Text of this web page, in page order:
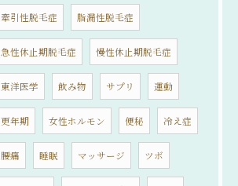
牽引性脱毛症 脂漏性脱毛症
急性休止期脱毛症 慢性休止期脱毛症
東洋医学 飲み物 サプリ 運動
更年期 女性ホルモン 便秘 冷え症
腰痛 睡眠 マッサージ ツボ